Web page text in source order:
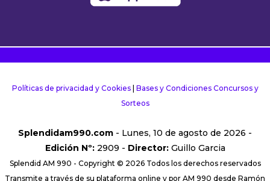
Políticas de privacidad y Cookies| Bases y Condiciones Concursos y
Sorteos
Splendidam990.com - Lunes, 10 de agosto de 2026 -
Edición Nº:2909 - Director:Guillo Garcia
Splendid AM 990 - Copyright © 2026 Todos los derechos reservados
Transmite a través de su plataforma online y por AM 990 desde Ramón